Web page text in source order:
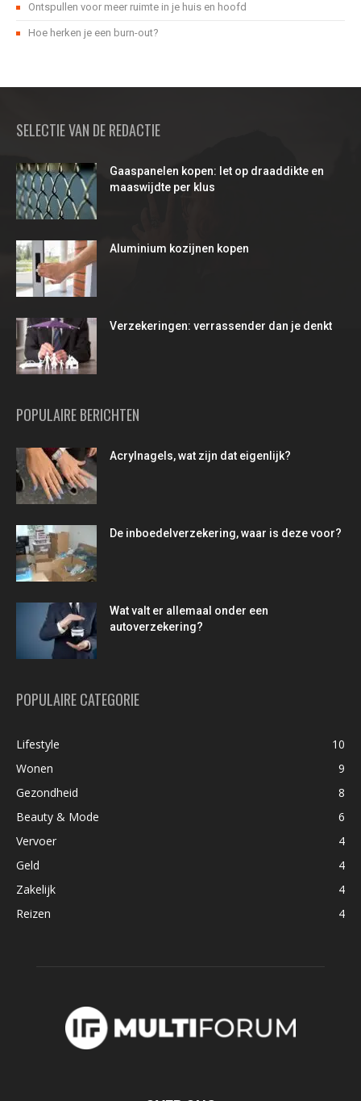
Ontspullen voor meer ruimte in je huis en hoofd
Hoe herken je een burn-out?
SELECTIE VAN DE REDACTIE
Gaaspanelen kopen: let op draaddikte en
maaswijdte per klus
Aluminium kozijnen kopen
Verzekeringen: verrassender dan je denkt
POPULAIRE BERICHTEN
Acrylnagels, wat zijn dat eigenlijk?
De inboedelverzekering, waar is deze voor?
Wat valt er allemaal onder een
autoverzekering?
POPULAIRE CATEGORIE
Lifestyle
10
Wonen
9
Gezondheid
8
Beauty & Mode
6
Vervoer
4
Geld
4
Zakelijk
4
Reizen
4